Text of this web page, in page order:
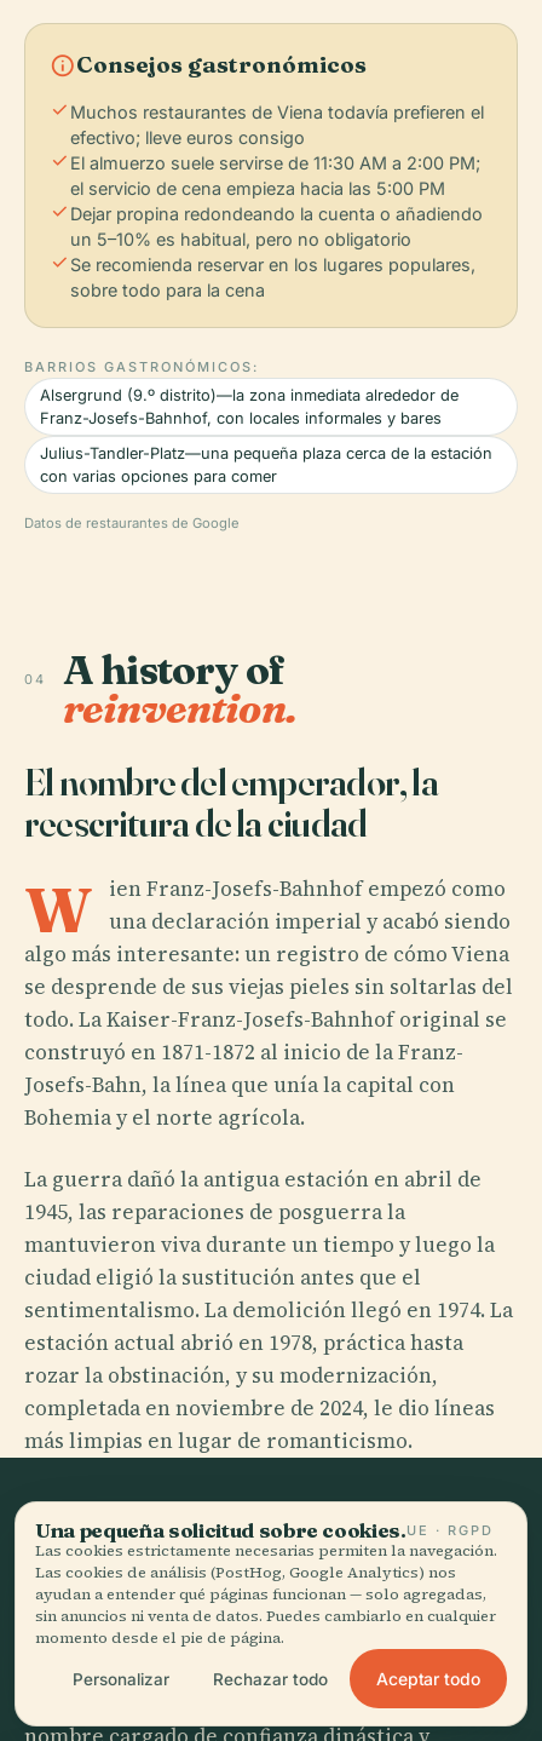
infoConsejos gastronómicos
check Muchos restaurantes de Viena todavía prefieren el
efectivo; lleve euros consigo
check El almuerzo suele servirse de 11:30 AM a 2:00 PM;
el servicio de cena empieza hacia las 5:00 PM
check Dejar propina redondeando la cuenta o añadiendo
un 5–10% es habitual, pero no obligatorio
check Se recomienda reservar en los lugares populares,
sobre todo para la cena
BARRIOS GASTRONÓMICOS:
Alsergrund (9.º distrito)—la zona inmediata alrededor de
Franz-Josefs-Bahnhof, con locales informales y bares
Julius-Tandler-Platz—una pequeña plaza cerca de la estación
con varias opciones para comer
Datos de restaurantes de Google
04 A history of
reinvention.
El nombre del emperador, la
reescritura de la ciudad
W
ien Franz-Josefs-Bahnhof empezó como
una declaración imperial y acabó siendo
algo más interesante: un registro de cómo Viena
se desprende de sus viejas pieles sin soltarlas del
todo. La Kaiser-Franz-Josefs-Bahnhof original se
construyó en 1871-1872 al inicio de la Franz-
Josefs-Bahn, la línea que unía la capital con
Bohemia y el norte agrícola.
La guerra dañó la antigua estación en abril de
1945, las reparaciones de posguerra la
mantuvieron viva durante un tiempo y luego la
ciudad eligió la sustitución antes que el
sentimentalismo. La demolición llegó en 1974. La
estación actual abrió en 1978, práctica hasta
rozar la obstinación, y su modernización,
completada en noviembre de 2024, le dio líneas
más limpias en lugar de romanticismo.
EL PUNTO DE INFLEXIÓN
La estación de Francisco José
sin el emperador
La primera estación llevaba el título imperial
completo de Kaiser-Franz-Josefs-Bahnhof, un
Una pequeña solicitud sobre cookies.UE · RGPD
Las cookies estrictamente necesarias permiten la navegación.
Las cookies de análisis (PostHog, Google Analytics) nos
ayudan a entender qué páginas funcionan — solo agregadas,
sin anuncios ni venta de datos. Puedes cambiarlo en cualquier
momento desde el pie de página.
Personalizar Rechazar todo Aceptar todo